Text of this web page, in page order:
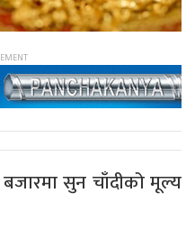
सुन चाँदीको मूल्य